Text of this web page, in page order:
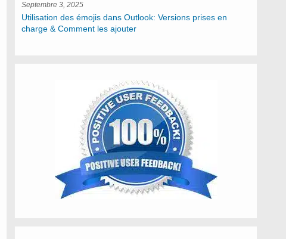
Septembre 3, 2025
Utilisation des émojis dans Outlook: Versions prises en
charge & Comment les ajouter